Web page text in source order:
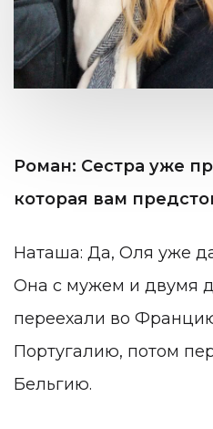
Роман: Сестра уже
которая вам
Наташа: Да, Оля уже
Она с мужем и двумя
переехали во
Португалию, потом
Бельгию.